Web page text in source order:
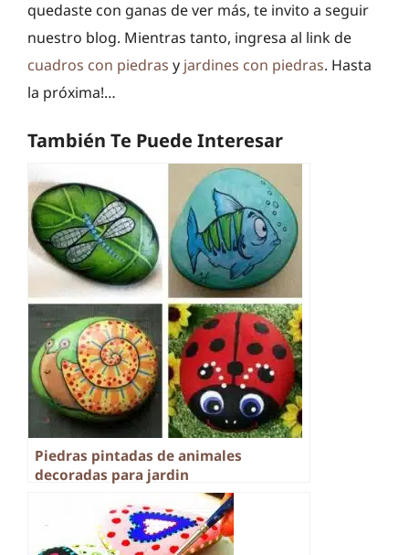
quedaste con ganas de ver más, te invito a seguir
nuestro blog. Mientras tanto, ingresa al link de
cuadros con piedras y jardines con piedras. Hasta
la próxima!…
También Te Puede Interesar
Piedras pintadas de animales
decoradas para jardin